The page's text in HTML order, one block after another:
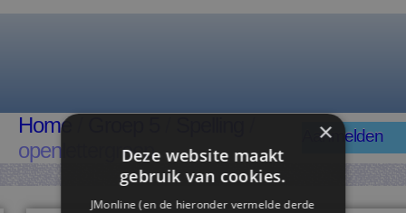
Home
openlettergreep
Aanmelden
×
Deze website maakt
gebruik van cookies.
JMonline (en de hieronder vermelde derde